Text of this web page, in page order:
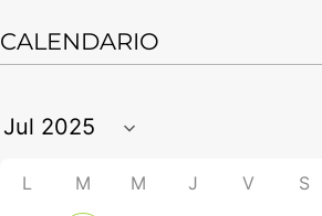
CALENDARIO
L M M J V S